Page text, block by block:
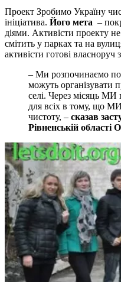
Проект Зробимо Україну
ініціатива. Його мета –
діями. Активісти проекту
смітить у парках та на
активісти готові
– Ми розпочинаємо
можуть організувати
селі. Через місяць МИ
для всіх в тому, що
чистоту, – сказав
Рівненській